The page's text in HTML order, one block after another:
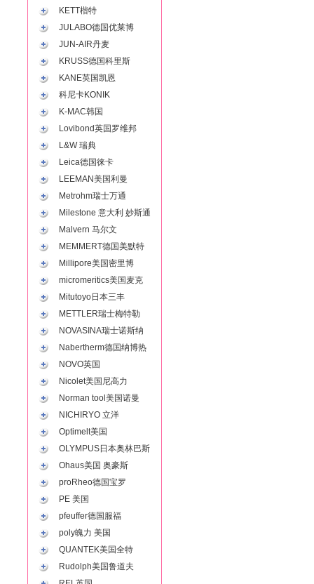
KETT楷特
JULABO德国优莱博
JUN-AIR丹麦
KRUSS德国科里斯
KANE英国凯恩
科尼卡KONIK
K-MAC韩国
Lovibond英国罗维邦
L&W 瑞典
Leica德国徕卡
LEEMAN美国利曼
Metrohm瑞士万通
Milestone 意大利 妙斯通
Malvern 马尔文
MEMMERT德国美默特
Millipore美国密里博
micromeritics美国麦克
Mitutoyo日本三丰
METTLER瑞士梅特勒
NOVASINA瑞士诺斯纳
Nabertherm德国纳博热
NOVO英国
Nicolet美国尼高力
Norman tool美国诺曼
NICHIRYO 立洋
Optimelt美国
OLYMPUS日本奥林巴斯
Ohaus美国 奥豪斯
proRheo德国宝罗
PE 美国
pfeuffer德国服福
poly魄力 美国
QUANTEK美国全特
Rudolph美国鲁道夫